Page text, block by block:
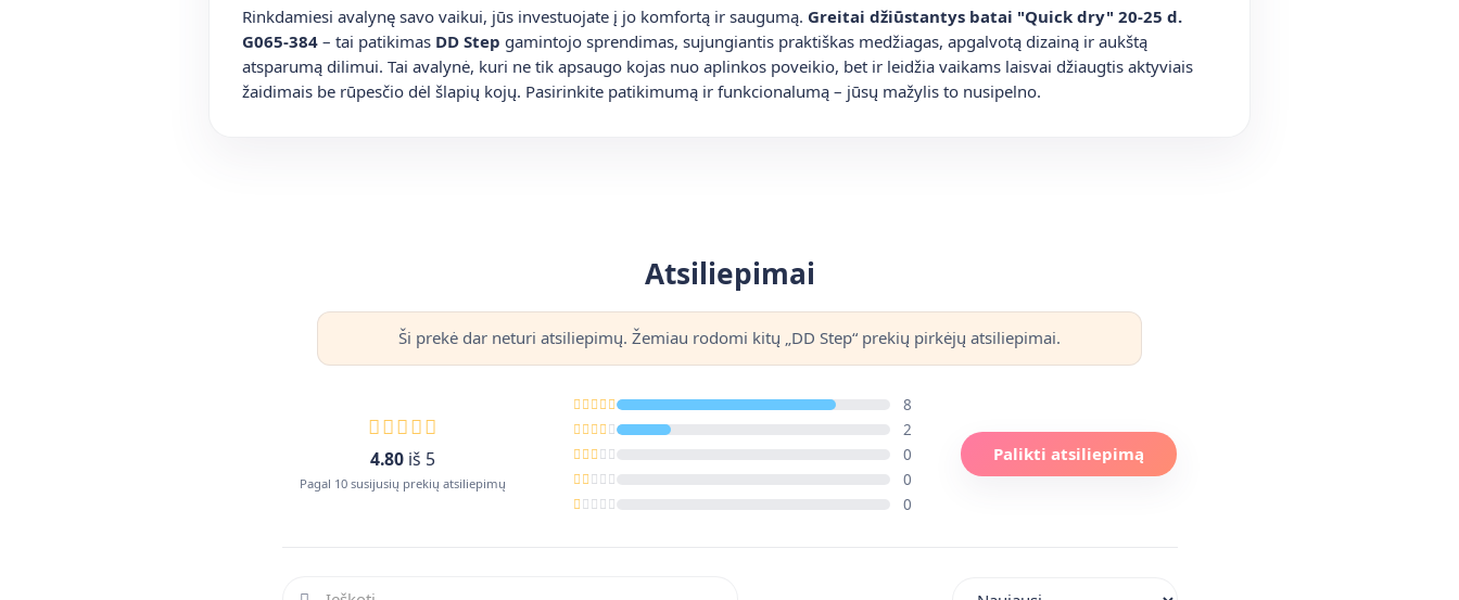
Rinkdamiesi avalynę savo vaikui, jūs investuojate į jo komfortą ir saugumą. Greitai džiūstantys batai "Quick dry" 20-25 d.
G065-384 – tai patikimas DD Step gamintojo sprendimas, sujungiantis praktiškas medžiagas, apgalvotą dizainą ir aukštą
atsparumą dilimui. Tai avalynė, kuri ne tik apsaugo kojas nuo aplinkos poveikio, bet ir leidžia vaikams laisvai džiaugtis aktyviais
žaidimais be rūpesčio dėl šlapių kojų. Pasirinkite patikimumą ir funkcionalumą – jūsų mažylis to nusipelno.
Atsiliepimai
Ši prekė dar neturi atsiliepimų. Žemiau rodomi kitų „DD Step“ prekių pirkėjų atsiliepimai.
4.80 iš 5
Pagal 10 susijusių prekių atsiliepimų
8
2
0
0
0
Palikti atsiliepimą
Ieškoti atsiliepimuose